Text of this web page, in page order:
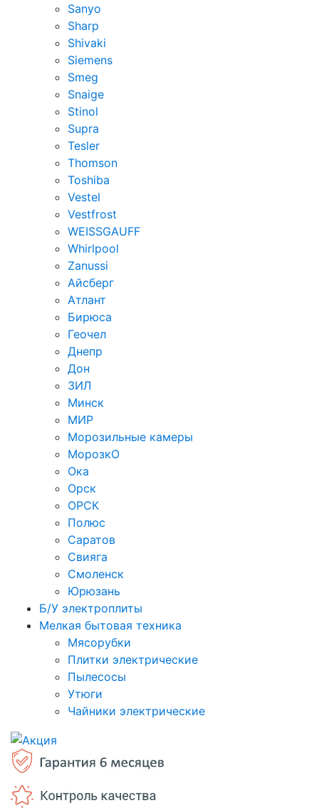
Sanyo
Sharp
Shivaki
Siemens
Smeg
Snaige
Stinol
Supra
Tesler
Thomson
Toshiba
Vestel
Vestfrost
WEISSGAUFF
Whirlpool
Zanussi
Айсберг
Атлант
Бирюса
Геочел
Днепр
Дон
ЗИЛ
Минск
МИР
Морозильные камеры
МорозкО
Ока
Орск
ОРСК
Полюс
Саратов
Свияга
Смоленск
Юрюзань
Б/У электроплиты
Мелкая бытовая техника
Мясорубки
Плитки электрические
Пылесосы
Утюги
Чайники электрические